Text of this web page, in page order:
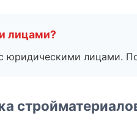
лицами?
юридическими лицами.